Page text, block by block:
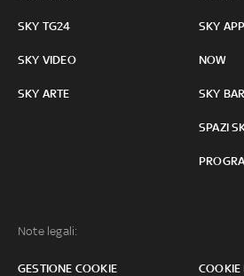
SKY TG24
SKY VIDEO
SKY ARTE
SKY
NOW
SKY BAR
SPAZI
Note legali:
GESTIONE COOKIE COOKIE